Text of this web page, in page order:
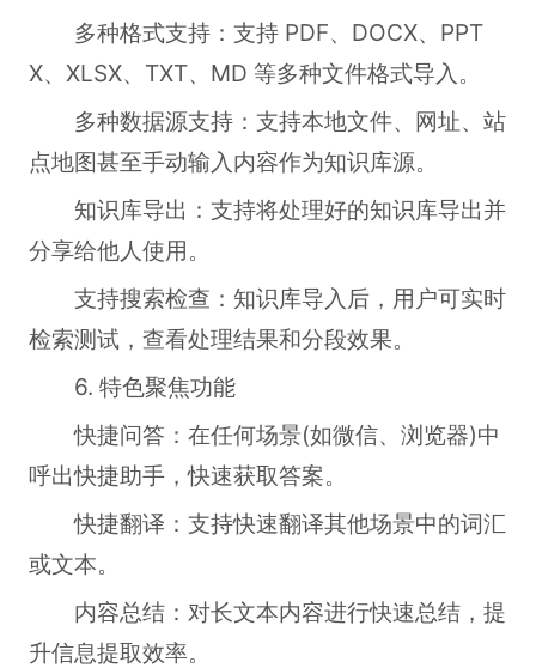
多种格式支持：支持 PDF、DOCX、PPT
X、XLSX、TXT、MD 等多种文件格式导入。
多种数据源支持：支持本地文件、网址、站
点地图甚至手动输入内容作为知识库源。
知识库导出：支持将处理好的知识库导出并
分享给他人使用。
支持搜索检查：知识库导入后，用户可实时
检索测试，查看处理结果和分段效果。
6. 特色聚焦功能
快捷问答：在任何场景(如微信、浏览器)中
呼出快捷助手，快速获取答案。
快捷翻译：支持快速翻译其他场景中的词汇
或文本。
内容总结：对长文本内容进行快速总结，提
升信息提取效率。